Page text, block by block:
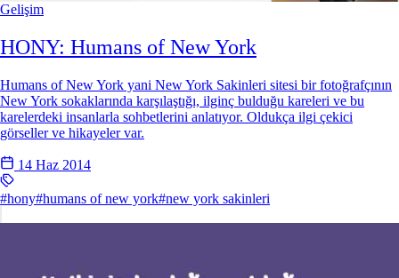
Gelişim
HONY: Humans of New York
Humans of New York yani New York Sakinleri sitesi bir fotoğrafçının
New York sokaklarında karşılaştığı, ilginç bulduğu kareleri ve bu
karelerdeki insanlarla sohbetlerini anlatıyor. Oldukça ilgi çekici
görseller ve hikayeler var.
14 Haz 2014
#hony#humans of new york#new york sakinleri